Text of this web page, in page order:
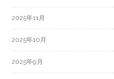
2025年11月
2025年10月
2025年9月